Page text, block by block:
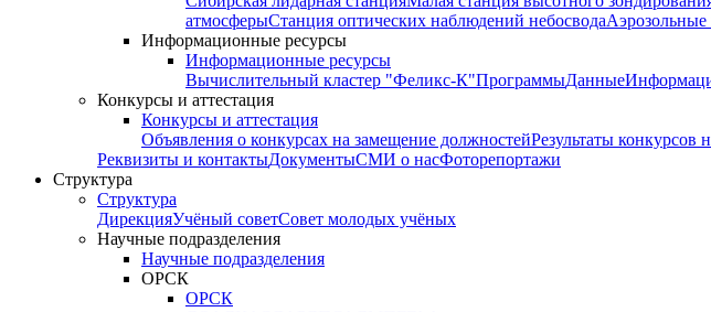
атмосферыСтанция оптических наблюдений небосвода
Информационные ресурсы
Информационные ресурсы
Вычислительный кластер "Феликс-К"ПрограммыДанные
Конкурсы и аттестация
Конкурсы и аттестация
Объявления о конкурсах на замещение должностейРезультаты конкурсов
Реквизиты и контактыДокументыСМИ о насФоторепортажи
Структура
Структура
ДирекцияУчёный советСовет молодых учёных
Научные подразделения
Научные подразделения
ОРСК
ОРСК